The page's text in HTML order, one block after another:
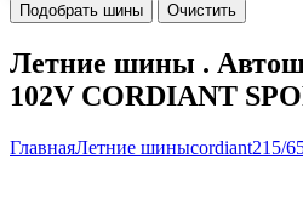
Подобрать шины
Очистить
Летние шины .
102V CORDIANT
ГлавнаяЛетние шиныcordiant215/